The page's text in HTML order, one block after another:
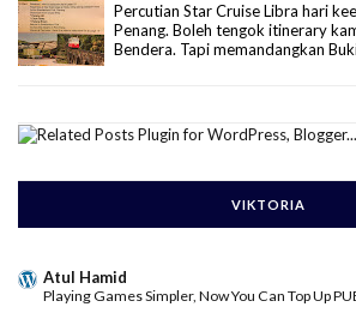
Percutian Star Cruise Libra hari
Penang. Boleh tengok itinerary
Bendera. Tapi memandangkan
VIKTORIA
Atul Hamid
Playing Games Simpler, Now You Can Top Up